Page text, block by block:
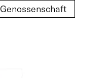
Genossenschaft